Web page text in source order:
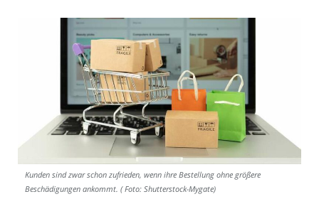
Kunden sind zwar schon zufrieden, wenn ihre Bestellung ohne größere
Beschädigungen ankommt. ( Foto: Shutterstock-Mygate)